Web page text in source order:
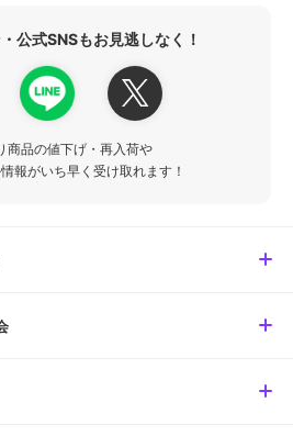
公式SNSもお見逃しなく！
商品の値下げ・再入荷や
報がいち早く受け取れます！